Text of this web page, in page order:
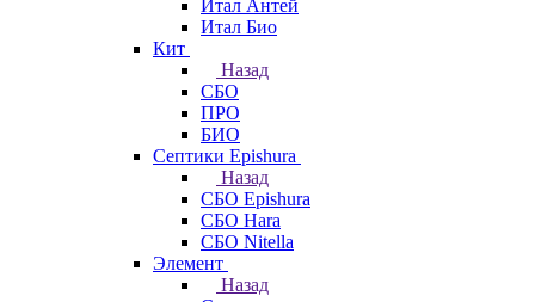
Итал Антей
Итал Био
Кит
Назад
СБО
ПРО
БИО
Септики Epishura
Назад
СБО Epishura
СБО Hara
СБО Nitella
Элемент
Назад